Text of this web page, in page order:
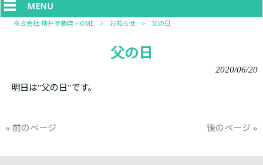
MENU
株式会社 増井塗装店 HOME > お知らせ > 父の日
父の日
2020/06/20
明日は''父の日''です。
« 前のページ 後のページ »